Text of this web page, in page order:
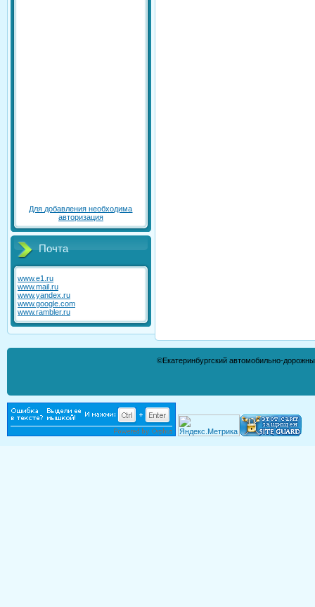
Для добавления необходима
авторизация
Почта
www.e1.ru
www.mail.ru
www.yandex.ru
www.google.com
www.rambler.ru
©Екатеринбургский автомобильно-